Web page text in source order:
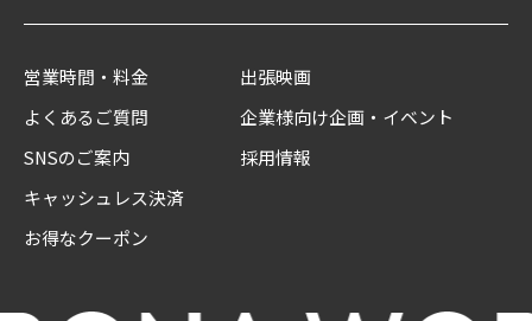
営業時間・料金
よくあるご質問
SNSのご案内
キャッシュレス決済
お得なクーポン
出張映画
企業様向け企画・イベント
採用情報